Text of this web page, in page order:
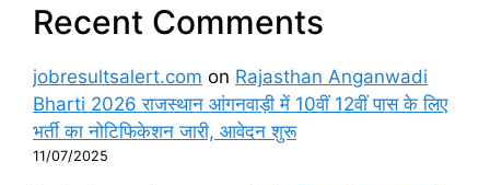
Recent Comments
jobresultsalert.com on Rajasthan Anganwadi
Bharti 2026 राजस्थान आंगनवाड़ी में 10वीं 12वीं पास के लिए
भर्ती का नोटिफिकेशन जारी, आवेदन शुरू
11/07/2025